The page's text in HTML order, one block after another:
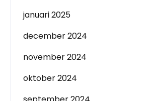
januari 2025
december 2024
november 2024
oktober 2024